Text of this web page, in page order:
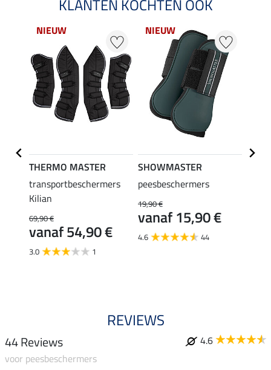
KLANTEN KOCHTEN OOK
NIEUW
THERMO MASTER
transportbeschermers
Kilian
69,90 €
vanaf 54,90 €
3.0 1
NIEUW
SHOWMASTER
peesbeschermers
19,90 €
vanaf 15,90 €
4.6 44
REVIEWS
44 Reviews
4.6
voor peesbeschermers